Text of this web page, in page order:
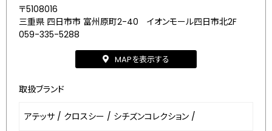
〒5108016
三重県 四日市市 富州原町2-40 イオンモール四日市北2F
059-335-5288
MAPを表示する
取扱ブランド
アテッサ / クロスシー / シチズンコレクション /